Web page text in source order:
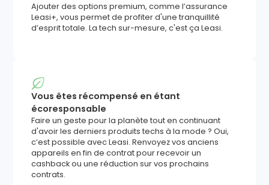
Ajouter des options premium, comme l’assurance
Leasi+, vous permet de profiter d'une tranquillité
d’esprit totale. La tech sur-mesure, c'est ça Leasi.
Vous êtes récompensé en étant
écoresponsable
Faire un geste pour la planète tout en continuant
d'avoir les derniers produits techs à la mode ? Oui,
c’est possible avec Leasi. Renvoyez vos anciens
appareils en fin de contrat pour recevoir un
cashback ou une réduction sur vos prochains
contrats.